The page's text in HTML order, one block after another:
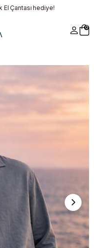
Çantası hediye!
0